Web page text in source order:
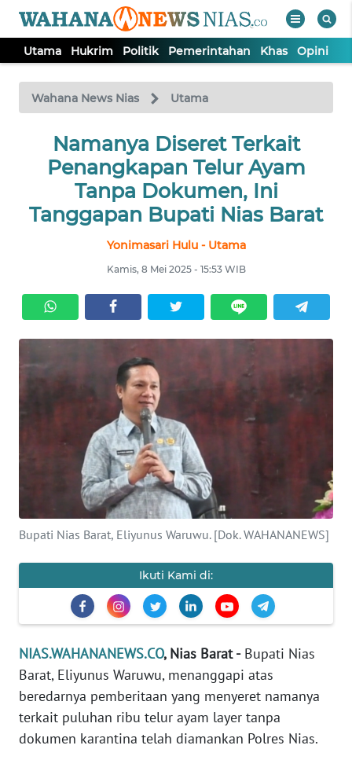
Utama Hukrim Politik Pemerintahan Khas Opini
Wahana News Nias Utama
Namanya Diseret Terkait
Penangkapan Telur Ayam
Tanpa Dokumen, Ini
Tanggapan Bupati Nias Barat
Yonimasari Hulu - Utama
Kamis, 8 Mei 2025 - 15:53 WIB
Bupati Nias Barat, Eliyunus Waruwu. [Dok. WAHANANEWS]
Ikuti Kami di:
NIAS.WAHANANEWS.CO, Nias Barat -Bupati Nias
Barat, Eliyunus Waruwu, menanggapi atas
beredarnya pemberitaan yang menyeret namanya
terkait puluhan ribu telur ayam layer tanpa
dokumen karantina telah diamankan Polres Nias.
TV
Tutup
UTAMA
POLITIK
PEMERINTAHAN
KHAS
OPINI
NUSANTARA
SERBI
INDEKS
BERITA
INFO
IKLAN
TENTANG
KAMI